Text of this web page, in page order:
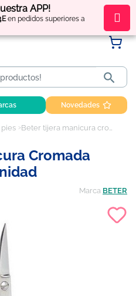
APP!
en pedidos superiores a
puntos por tus compras

Novedades
Beter tijera manicura cromada curva 9,2 cm, 1 unidad
Cromada
Marca BETER